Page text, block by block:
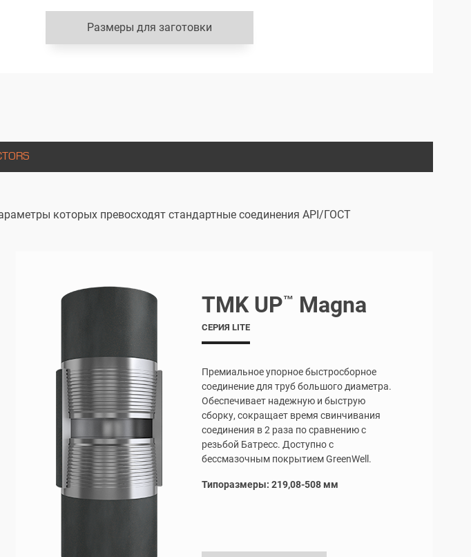
Размеры для заготовки
которых превосходят стандартные соединения API/ГОСТ
TMK UP™ Magna
СЕРИЯ LITE
Премиальное упорное быстросборное
соединение для труб большого диаметра.
Обеспечивает надежную и быструю
сборку, сокращает время свинчивания
соединения в 2 раза по сравнению с
резьбой Батресс. Доступно с
бессмазочным покрытиемGreenWell.
Типоразмеры: 219,08-508 мм